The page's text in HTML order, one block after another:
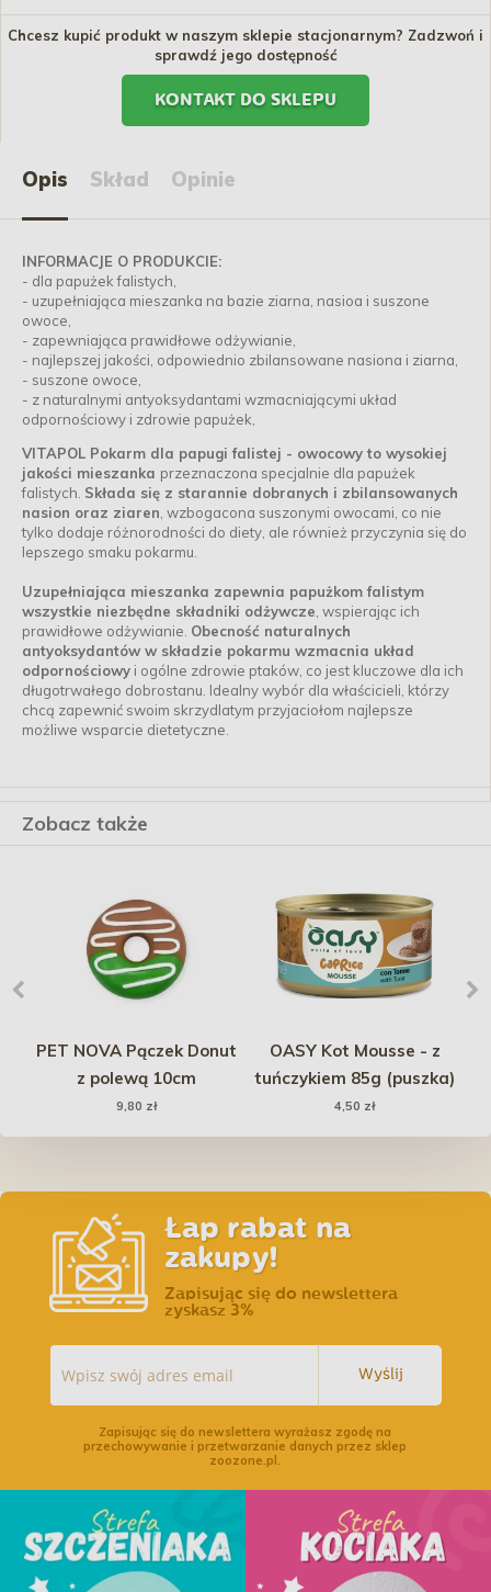
Chcesz kupić produkt w naszym sklepie stacjonarnym? Zadzwoń i
sprawdź jego dostępność
KONTAKT DO SKLEPU
Opis Skład Opinie
INFORMACJE O PRODUKCIE:
- dla papużek falistych,
- uzupełniająca mieszanka na bazie ziarna, nasioa i suszone
owoce,
- zapewniająca prawidłowe odżywianie,
- najlepszej jakości, odpowiednio zbilansowane nasiona i ziarna,
- suszone owoce,
- z naturalnymi antyoksydantami wzmacniającymi układ
odpornościowy i zdrowie papużek,
VITAPOL Pokarm dla papugi falistej - owocowy to wysokiej
jakości mieszanka przeznaczona specjalnie dla papużek
falistych. Składa się z starannie dobranych i zbilansowanych
nasion oraz ziaren , wzbogacona suszonymi owocami, co nie
tylko dodaje różnorodności do diety, ale również przyczynia się do
lepszego smaku pokarmu.
Uzupełniająca mieszanka zapewnia papużkom falistym
wszystkie niezbędne składniki odżywcze , wspierając ich
prawidłowe odżywianie. Obecność naturalnych
antyoksydantów w składzie pokarmu wzmacnia układ
odpornościowy i ogólne zdrowie ptaków, co jest kluczowe dla ich
długotrwałego dobrostanu. Idealny wybór dla właścicieli, którzy
chcą zapewnić swoim skrzydlatym przyjaciołom najlepsze
możliwe wsparcie dietetyczne.
Zobacz także
PET NOVA Pączek Donut
z polewą 10cm
9,80 zł
OASY Kot Mousse - z
tuńczykiem 85g (puszka)
4,50 zł
Łap rabat na
zakupy!
Zapisując się do newslettera
zyskasz 3%
Wyślij
Zapisując się do newslettera wyrażasz zgodę na
przechowywanie i przetwarzanie danych przez sklep
zoozone.pl.